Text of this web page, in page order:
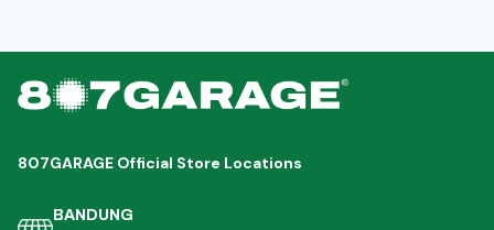
807GARAGE Official Store Locations
BANDUNG